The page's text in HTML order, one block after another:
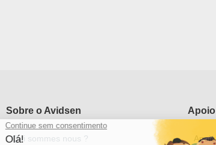
Sobre o Avidsen
Qui sommes nous ?
Apoio
Apoio